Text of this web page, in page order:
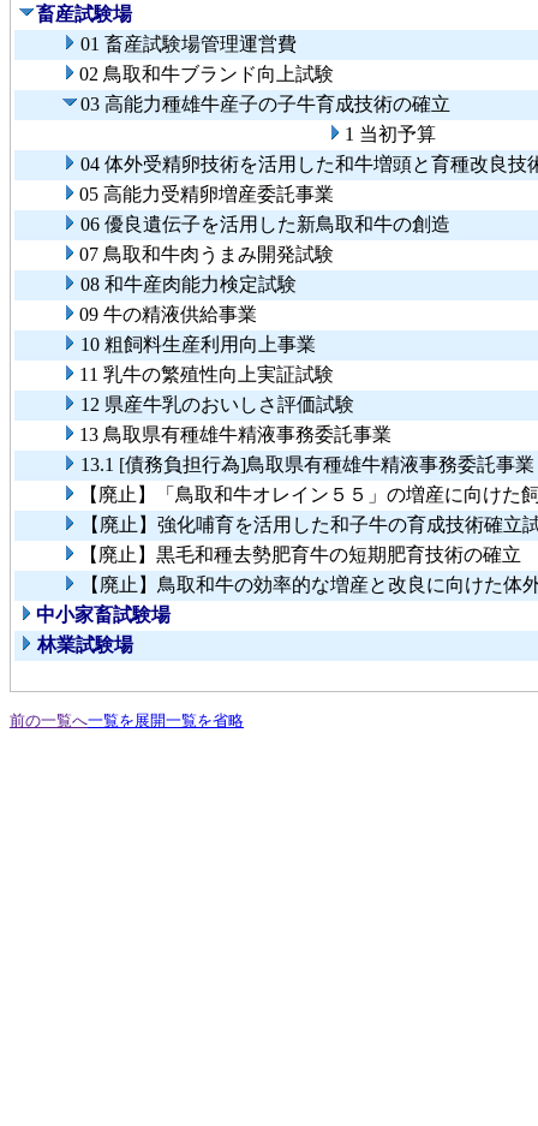
畜産試験場
01 畜産試験場管理運営費
02 鳥取和牛ブランド向上試験
03 高能力種雄牛産子の子牛育成技術の確立
1 当初予算
04 体外受精卵技術を活用した和牛増頭と育種改良技
05 高能力受精卵増産委託事業
06 優良遺伝子を活用した新鳥取和牛の創造
07 鳥取和牛肉うまみ開発試験
08 和牛産肉能力検定試験
09 牛の精液供給事業
10 粗飼料生産利用向上事業
11 乳牛の繁殖性向上実証試験
12 県産牛乳のおいしさ評価試験
13 鳥取県有種雄牛精液事務委託事業
13.1 [債務負担行為]鳥取県有種雄牛精液事務委託事業
【廃止】「鳥取和牛オレイン５５」の増産に向けた
【廃止】強化哺育を活用した和子牛の育成技術確立
【廃止】黒毛和種去勢肥育牛の短期肥育技術の確立
【廃止】鳥取和牛の効率的な増産と改良に向けた
中小家畜試験場
林業試験場
前の一覧へ一覧を展開一覧を省略